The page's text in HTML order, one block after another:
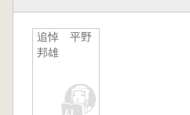
追悼 平野
邦雄